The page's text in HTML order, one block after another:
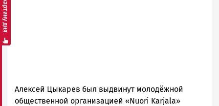
Алексей Цыкарев был выдвинут молодёжной
общественной организацией «Nuori Karjala»